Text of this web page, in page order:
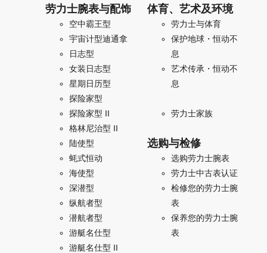
劳力士腕表与配饰
空中霸王型
宇宙计型迪通拿
日志型
女装日志型
星期日历型
探险家型
探险家型 II
格林尼治型 II
陆使型
蚝式恒动
海使型
深潜型
纵航者型
潜航者型
游艇名仕型
游艇名仕型 II
体育、艺术及环境
劳力士与体育
保护地球・恒动不
息
艺术传承・恒动不
息
劳力士家族
选购与检修
选购劳力士腕表
劳力士中古表认证
检修您的劳力士腕
表
保养您的劳力士腕
表